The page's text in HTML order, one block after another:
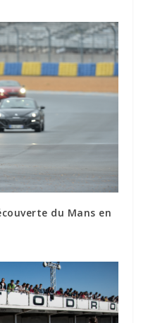
du Mans en